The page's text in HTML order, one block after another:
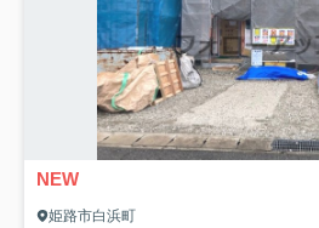
NEW
姫路市白浜町